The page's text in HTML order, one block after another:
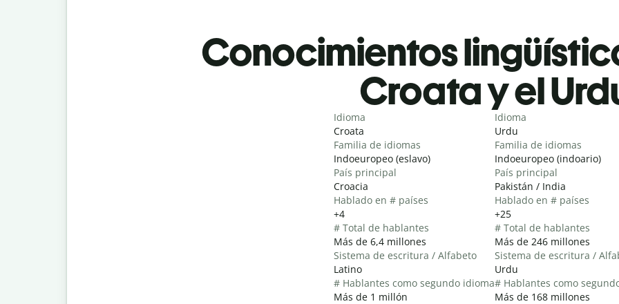
Conocimientos
Croata y el
Idioma
Croata
Familia de idiomas
Indoeuropeo (eslavo)
País principal
Croacia
Hablado en # países
+4
# Total de hablantes
Más de 6,4 millones
Sistema de escritura / Alfabeto
Latino
# Hablantes como segundo idioma
Más de 1 millón
Idioma
Urdu
Familia de idiomas
Indoeuropeo (indoario)
País principal
Pakistán / India
Hablado en # países
+25
# Total de hablantes
Más de 246 millones
Sistema de escritura /
Urdu
# Hablantes como
Más de 168 millones